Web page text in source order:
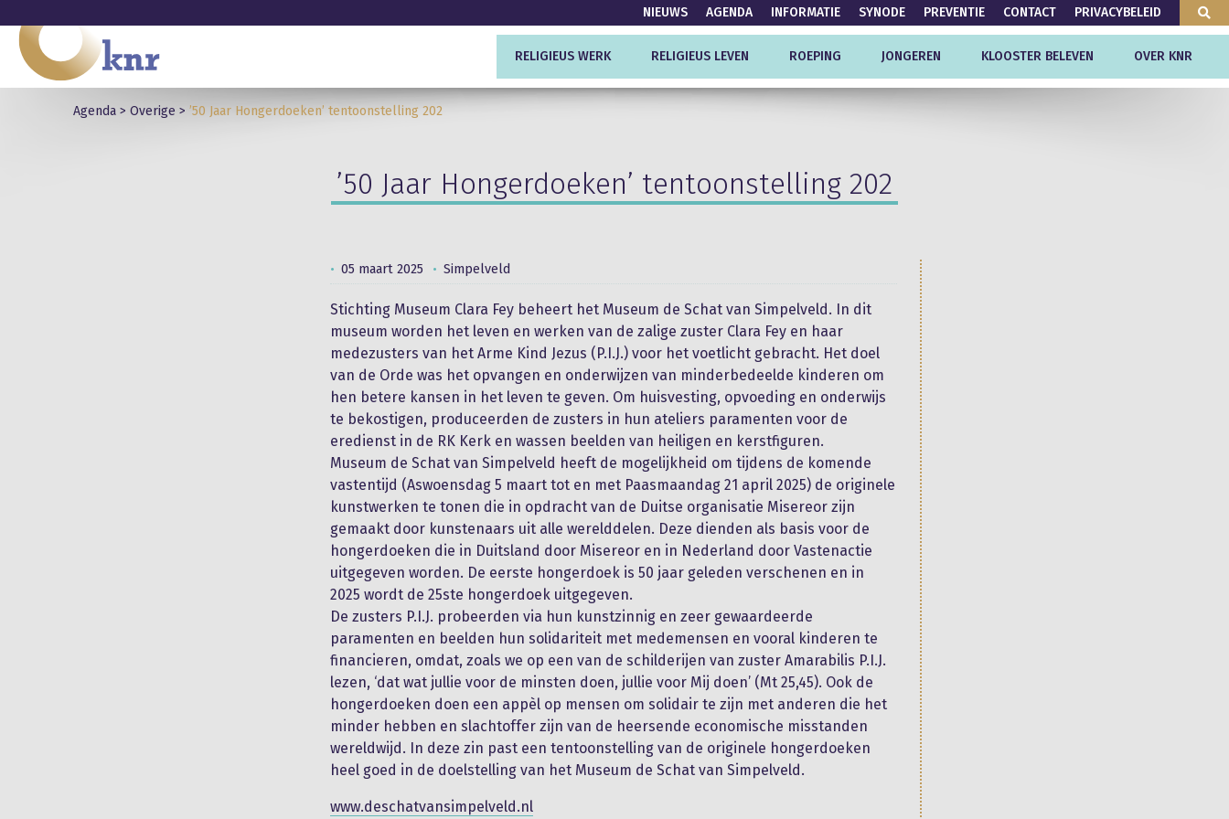
NIEUWS AGENDA INFORMATIE SYNODE PREVENTIE CONTACT PRIVACYBELEID
RELIGIEUS WERK RELIGIEUS LEVEN ROEPING JONGEREN KLOOSTER BELEVEN OVER KNR
Agenda > Overige > ’50 Jaar Hongerdoeken’ tentoonstelling 202
’50 Jaar Hongerdoeken’ tentoonstelling 202
05 maart 2025 Simpelveld
Stichting Museum Clara Fey beheert het Museum de Schat van Simpelveld. In dit
museum worden het leven en werken van de zalige zuster Clara Fey en haar
medezusters van het Arme Kind Jezus (P.I.J.) voor het voetlicht gebracht. Het doel
van de Orde was het opvangen en onderwijzen van minderbedeelde kinderen om
hen betere kansen in het leven te geven. Om huisvesting, opvoeding en onderwijs
te bekostigen, produceerden de zusters in hun ateliers paramenten voor de
eredienst in de RK Kerk en wassen beelden van heiligen en kerstfiguren.
Museum de Schat van Simpelveld heeft de mogelijkheid om tijdens de komende
vastentijd (Aswoensdag 5 maart tot en met Paasmaandag 21 april 2025) de originele
kunstwerken te tonen die in opdracht van de Duitse organisatie Misereor zijn
gemaakt door kunstenaars uit alle werelddelen. Deze dienden als basis voor de
hongerdoeken die in Duitsland door Misereor en in Nederland door Vastenactie
uitgegeven worden. De eerste hongerdoek is 50 jaar geleden verschenen en in
2025 wordt de 25ste hongerdoek uitgegeven.
De zusters P.I.J. probeerden via hun kunstzinnig en zeer gewaardeerde
paramenten en beelden hun solidariteit met medemensen en vooral kinderen te
financieren, omdat, zoals we op een van de schilderijen van zuster Amarabilis P.I.J.
lezen, ‘dat wat jullie voor de minsten doen, jullie voor Mij doen’ (Mt 25,45). Ook de
hongerdoeken doen een appèl op mensen om solidair te zijn met anderen die het
minder hebben en slachtoffer zijn van de heersende economische misstanden
wereldwijd. In deze zin past een tentoonstelling van de originele hongerdoeken
heel goed in de doelstelling van het Museum de Schat van Simpelveld.
www.deschatvansimpelveld.nl